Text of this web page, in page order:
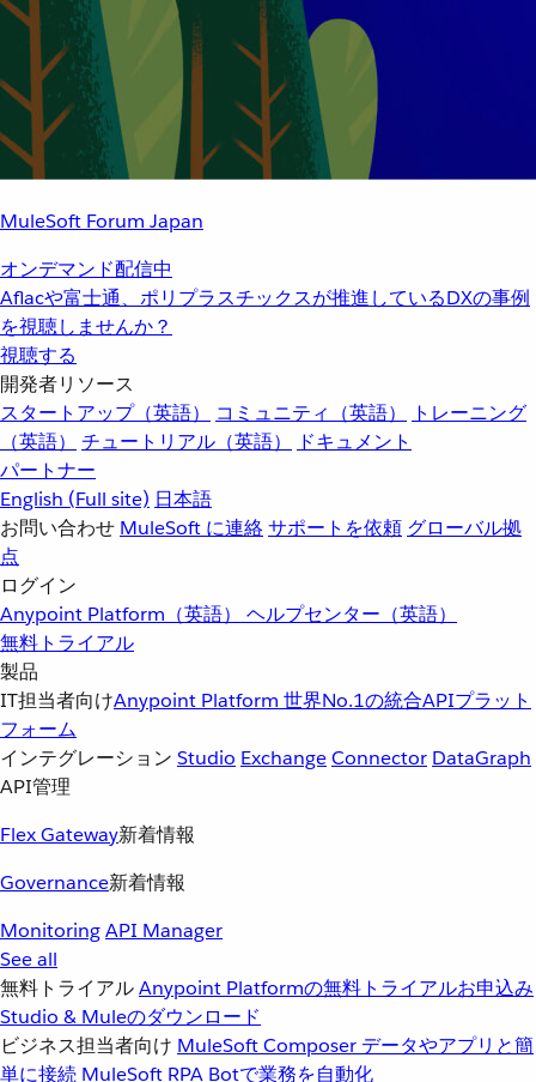
MuleSoft Forum Japan
オンデマンド配信中
Aflacや富士通、ポリプラスチックスが推進しているDXの事例
を視聴しませんか？
視聴する
開発者リソース
スタートアップ（英語）
コミュニティ（英語）
トレーニング
（英語）
チュートリアル（英語）
ドキュメント
パートナー
English (Full site) 日本語
お問い合わせ MuleSoft に連絡サポートを依頼 グローバル拠
点
ログイン
Anypoint Platform（英語） ヘルプセンター（英語）
無料トライアル
製品
IT担当者向けAnypoint Platform 世界No.1の統合APIプラット
フォーム
インテグレーション Studio ExchangeConnector DataGraph
API管理
Flex Gateway新着情報
Governance新着情報
MonitoringAPI Manager
See all
無料トライアルAnypoint Platformの無料トライアルお申込み
Studio & Muleのダウンロード
ビジネス担当者向け MuleSoft Composer データやアプリと簡
単に接続 MuleSoft RPA Botで業務を自動化